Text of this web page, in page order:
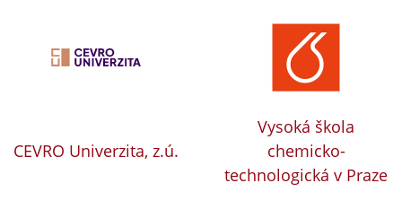
CEVRO Univerzita, z.ú.
Vysoká škola
chemicko-
technologická v Praze